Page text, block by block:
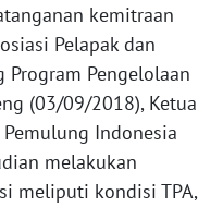
kemitraan
Pelapak dan
Pengelolaan
(03/09/2018), Ketua
Indonesia
melakukan
meliputi kondisi TPA,